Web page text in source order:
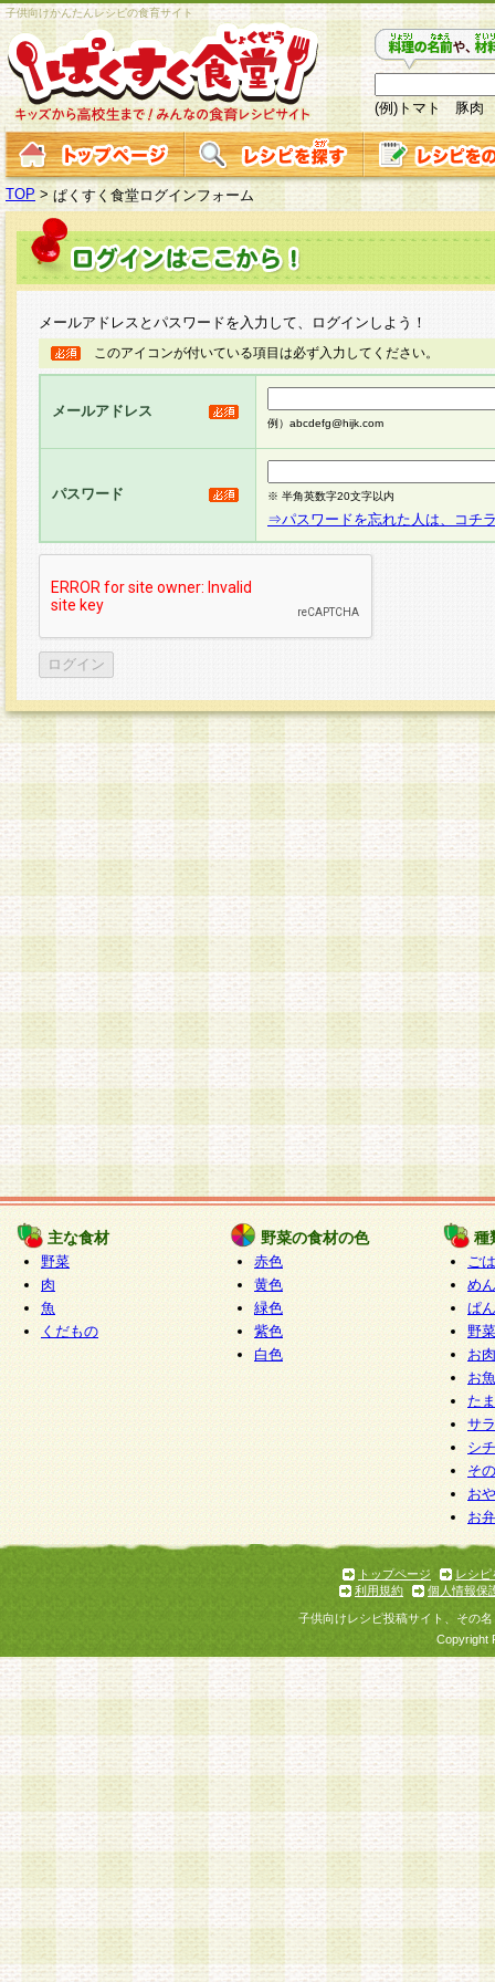
子供向けかんたんレシピの食育サイト
(例)トマト 豚肉
TOP > ぱくすく食堂ログインフォーム
メールアドレスとパスワードを入力して、ログインしよう！
このアイコンが付いている項目は必ず入力してください。
メールアドレス
例）abcdefg@hijk.com
パスワード ※ 半角英数字20文字以内
⇒パスワードを忘れた人は、コチ
主な食材
野菜
肉
魚
くだもの
野菜の食材の色
赤色
黄色
緑色
紫色
白色
種
ご
めん
ぱん
野
お
お
た
サ
シ
そ
お
お
トップページ
レシピ
利用規約
個人情報保
子供向けレシピ投稿サイト、その
Copyright